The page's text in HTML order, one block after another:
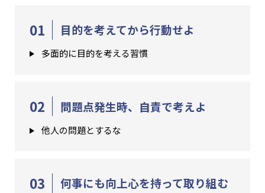
01 目的を考えてから行動せよ
多面的に目的を考える習慣
02 問題点発生時、自責で考えよ
他人の問題とするな
03 何事にも向上心を持って取り組む